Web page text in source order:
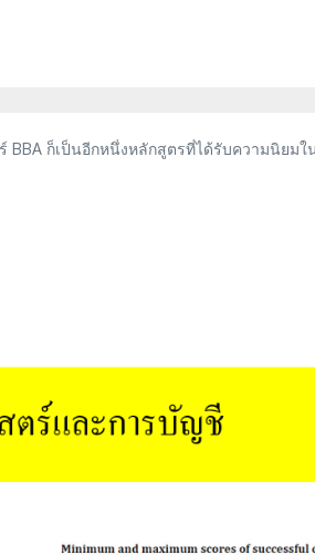
ก็เป็นอีกหนึ่งหลักสูตรที่ได้รับความนิย